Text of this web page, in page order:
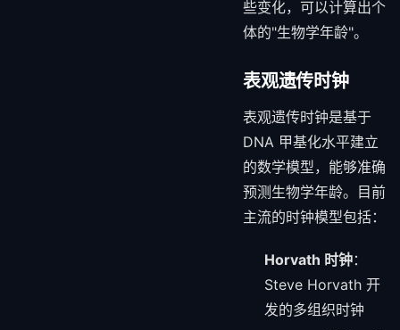
些变化，可以计算出个
体的"生物学年龄"。
表观遗传时钟
表观遗传时钟是基于
DNA 甲基化水平建立
的数学模型，能够准确
预测生物学年龄。目前
主流的时钟模型包括：
Horvath 时钟：
Steve Horvath 开
发的多组织时钟